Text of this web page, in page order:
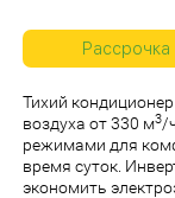
Рассрочка
Тихий
воздуха от 330 м3/
режимами для
время суток.
экономить